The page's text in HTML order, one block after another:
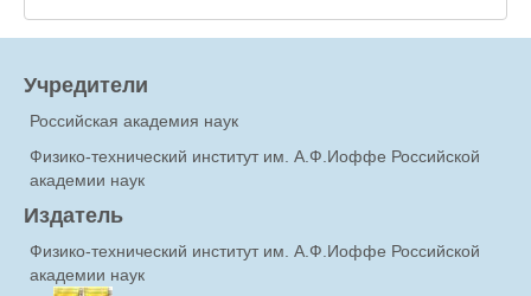
Учредители
Российская академия наук
Физико-технический институт им. А.Ф.Иоффе Российской
академии наук
Издатель
Физико-технический институт им. А.Ф.Иоффе Российской
академии наук